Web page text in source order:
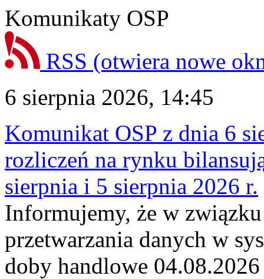
Komunikaty OSP
RSS (otwiera nowe
6 sierpnia 2026, 14:45
Komunikat OSP z dnia 6
rozliczeń na rynku
sierpnia i 5 sierpnia 2026 r.
Informujemy, że w
przetwarzania danych w
doby handlowe